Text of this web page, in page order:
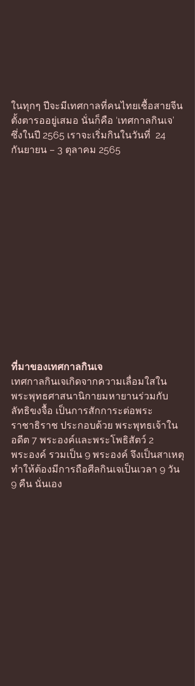
ในทุกๆ ปีจะมีเทศกาลที่คนไทยเชื้อสายจีน
ตั้งตารออยู่เสมอ นั่นก็คือ ‘เทศกาลกินเจ’
ซึ่งในปี 2565 เราจะเริ่มกินในวันที่  24
กันยายน – 3 ตุลาคม 2565
ที่มาของเทศกาลกินเจ
เทศกาลกินเจเกิดจากความเลื่อมใสใน
พระพุทธศาสนานิกายมหายานร่วมกับ
ลัทธิขงจื้อ เป็นการสักการะต่อพระ
ราชาธิราช ประกอบด้วย พระพุทธเจ้าใน
อดีต 7 พระองค์และพระโพธิสัตว์ 2
พระองค์ รวมเป็น 9 พระองค์ จึงเป็นสาเหตุ
ทำให้ต้องมีการถือศีลกินเจเป็นเวลา 9 วัน
9 คืน นั่นเอง